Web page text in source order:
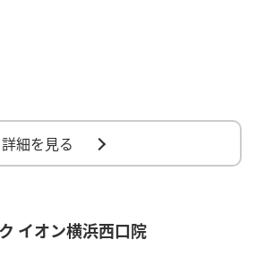
詳細を見る
イオン横浜西口院